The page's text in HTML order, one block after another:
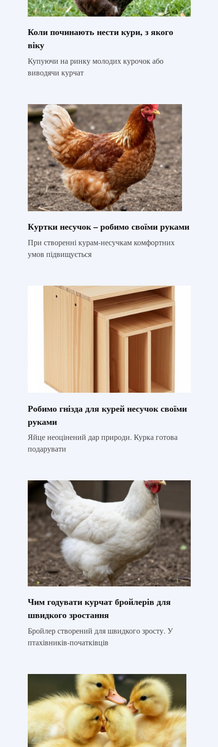
Коли починають нести кури, з якого
віку
Купуючи на ринку молодих курочок або
виводячи курчат
Куртки несучок – робимо своїми руками
При створенні курам-несучкам комфортних
умов підвищується
Робимо гнізда для курей несучок своїми
руками
Яйце неоцінений дар природи. Курка готова
подарувати
Чим годувати курчат бройлерів для
швидкого зростання
Бройлер створений для швидкого зросту. У
птахівників-початківців